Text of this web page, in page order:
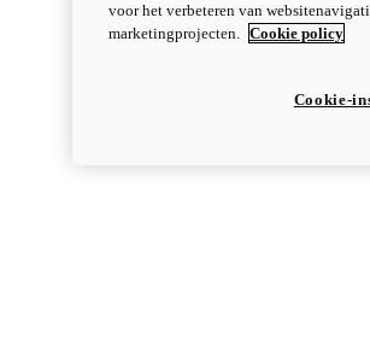
voor het verbeteren van
marketingprojecten. Cookie policy
Cookie-